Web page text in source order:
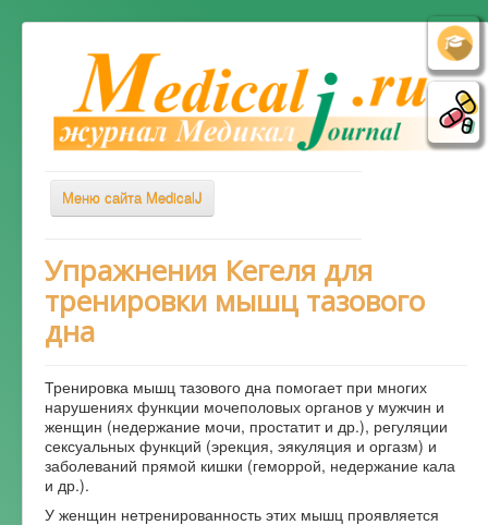
Меню сайта MedicalJ
Весь Медикал
Симптомы
Заболевания
Лечение
Советы врача
Альтернативная медицина
Форум
Упpажнения Кегеля для
тренировки мышц тазового
дна
Тренировка мышц тазового дна помогает при многих
нарушениях функции мочеполовых органов у мужчин и
женщин (недержание мочи, простатит и др.), регуляции
сексуальных функций (эрекция, эякуляция и оргазм) и
заболеваний прямой кишки (геморрой, недержание кала
и др.).
У женщин нетренированность этих мышц проявляется